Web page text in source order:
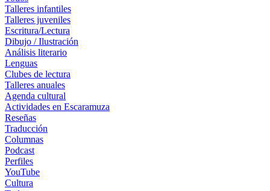
Talleres infantiles
Talleres juveniles
Escritura/Lectura
Dibujo / Ilustración
Análisis literario
Lenguas
Clubes de lectura
Talleres anuales
Agenda cultural
Actividades en Escaramuza
Reseñas
Traducción
Columnas
Podcast
Perfiles
YouTube
Cultura